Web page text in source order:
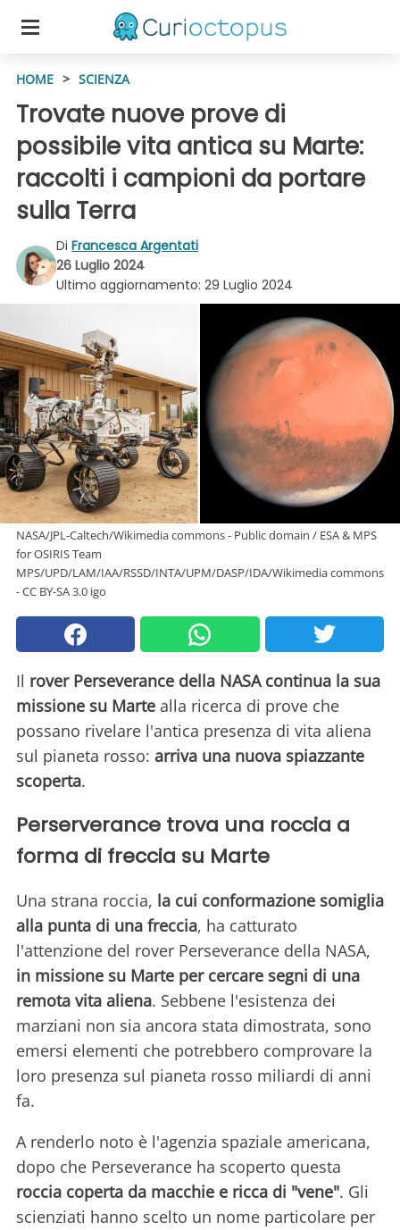
HOME > SCIENZA
Trovate nuove prove di
possibile vita antica su Marte:
raccolti i campioni da portare
sulla Terra
Di Francesca Argentati
26 Luglio 2024
Ultimo aggiornamento: 29 Luglio 2024
NASA/JPL-Caltech/Wikimedia commons - Public domain / ESA & MPS
for OSIRIS Team
MPS/UPD/LAM/IAA/RSSD/INTA/UPM/DASP/IDA/Wikimedia commons
- CC BY-SA 3.0 igo
Il rover Perseverance della NASA continua la sua
missione su Marte alla ricerca di prove che
possano rivelare l'antica presenza di vita aliena
sul pianeta rosso: arriva una nuova spiazzante
scoperta.
Perserverance trova una roccia a
forma di freccia su Marte
Una strana roccia, la cui conformazione somiglia
alla punta di una freccia, ha catturato
l'attenzione del rover Perseverance della NASA,
in missione su Marte per cercare segni di una
remota vita aliena. Sebbene l'esistenza dei
marziani non sia ancora stata dimostrata, sono
emersi elementi che potrebbero comprovare la
loro presenza sul pianeta rosso miliardi di anni
fa.
A renderlo noto è l'agenzia spaziale americana,
dopo che Perseverance ha scoperto questa
roccia coperta da macchie e ricca di "vene". Gli
scienziati hanno scelto un nome particolare per